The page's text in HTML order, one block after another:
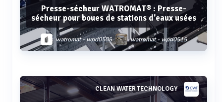
Presse-sécheur WATROMAT® : Presse-
sécheur pour boues de stations d'eaux usées
watromat - wpd0508 watromat - wpd0515
watromat - wpd50
Voir plus
CLEAN WATER TECHNOLOGY